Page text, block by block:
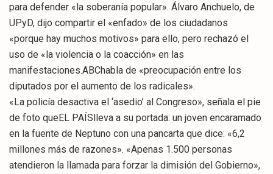
para defender «la soberanía popular». Álvaro Anchuelo, de
UPyD, dijo compartir el «enfado» de los ciudadanos
«porque hay muchos motivos» para ello, pero rechazó el
uso de «la violencia o la coacción» en las
manifestaciones.ABChabla de «preocupación entre los
diputados por el aumento de los radicales».
«La policía desactiva el ‘asedio’ al Congreso», señala el pie
de foto queEL PAÍSlleva a su portada: un joven encaramado
en la fuente de Neptuno con una pancarta que dice: «6,2
millones más de razones». «Apenas 1.500 personas
atendieron la llamada para forzar la dimisión del Gobierno»,